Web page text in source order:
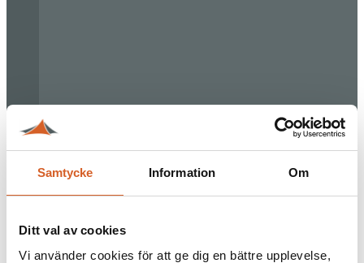
Samtycke Information Om
Ditt val av cookies
Vi använder cookies för att ge dig en bättre upplevelse,